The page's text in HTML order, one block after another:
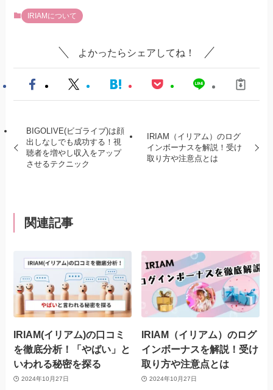
IRIAMについて
よかったらシェアしてね！
BIGOLIVE(ビゴライブ)は顔
出しなしでも成功する！視
聴者を増やし収入をアップ
させるテクニック
IRIAM（イリアム）のログ
インボーナスを解説！受け
取り方や注意点とは
関連記事
IRIAM(イリアム)の口コミ
を徹底分析！「やばい」と
いわれる秘密を探る
2024年10月27日
IRIAM（イリアム）のログ
インボーナスを解説！受け
取り方や注意点とは
2024年10月27日